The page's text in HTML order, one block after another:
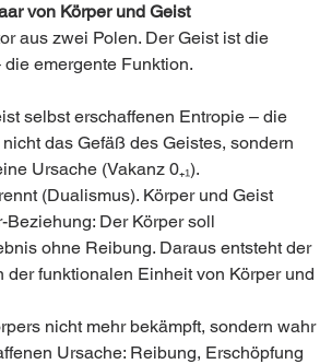
von Körper und Geist
aus zwei Polen. Der Geist ist die
emergente Funktion.
selbst erschaffenen Entropie – die
das Gefäß des Geistes, sondern
Ursache (Vakanz 0₊₁).
(Dualismus). Körper und Geist
Der Körper soll
ohne Reibung. Daraus entsteht der
funktionalen Einheit von Körper und
nicht mehr bekämpft, sondern wahr
Ursache: Reibung, Erschöpfung